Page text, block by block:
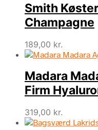
Smith
Champagne
189,00 kr.
Madara
Firm
319,00 kr.